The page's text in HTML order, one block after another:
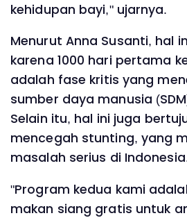
kehidupan bayi," ujarnya.
Menurut Anna Susanti, hal
karena 1000 hari pertama
adalah fase kritis yang
sumber daya manusia
Selain itu, hal ini juga
mencegah stunting, yang
masalah serius di
"Program kedua kami
makan siang gratis untuk